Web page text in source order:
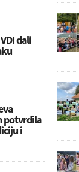
dali
potvrdila
i